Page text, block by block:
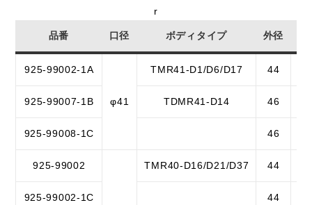
r
品番 口径 ボディタイプ 外径
925-99002-1A
φ41
TMR41-D1/D6/D17 44
925-99007-1B TDMR41-D14 46
925-99008-1C 46
925-99002 TMR40-D16/D21/D37 44
925-99002-1C 44